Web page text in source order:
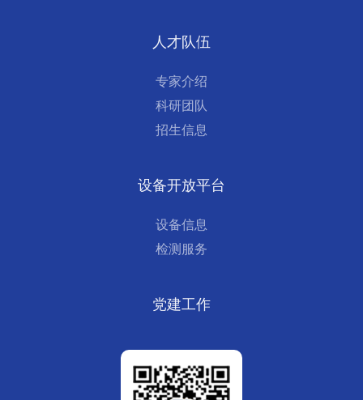
人才队伍
专家介绍
科研团队
招生信息
设备开放平台
设备信息
检测服务
党建工作